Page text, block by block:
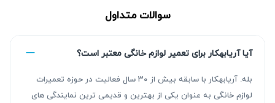
سوالات متداول
آیا آریابهکار برای تعمیر لوازم خانگی معتبر است؟
بله. آریابهکار با سابقه بیش از ۳۰ سال فعالیت در حوزه تعمیرات
لوازم خانگی به عنوان یکی از بهترین و قدیمی ترین نمایندگی های